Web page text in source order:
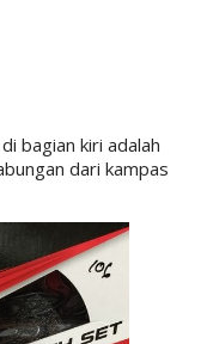
bagian kiri adalah
dari kampas